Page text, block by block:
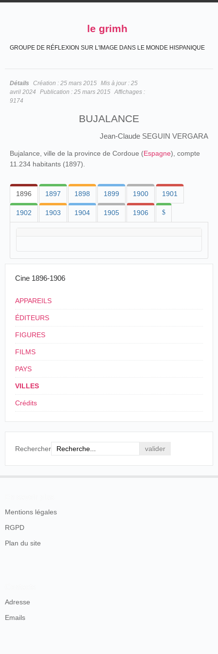
le grimh
GROUPE DE RÉFLEXION SUR L'IMAGE DANS LE MONDE HISPANIQUE
Détails Création : 25 mars 2015 Mis à jour : 25
avril 2024
Publication : 25 mars 2015 Affichages :
9174
BUJALANCE
Jean-Claude SEGUIN VERGARA
Bujalance, ville de la province de Cordoue (Espagne), compte
11.234 habitants (1897).
1896 1897 1898 1899 1900 1901
1902 1903 1904 1905 1906 $
Cine 1896-1906
APPAREILS
ÉDITEURS
FIGURES
FILMS
PAYS
VILLES
Crédits
Rechercher
Mentions légales
RGPD
Plan du site
Adresse
Emails